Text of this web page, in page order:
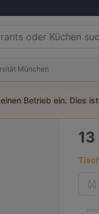
München
Betrieb ein. Dies
13